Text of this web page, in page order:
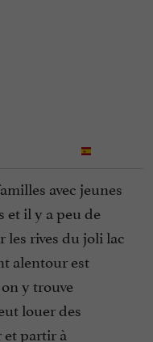
avec jeunes
et il y a peu de
les rives du joli lac
alentour est
y trouve
louer des
partir à